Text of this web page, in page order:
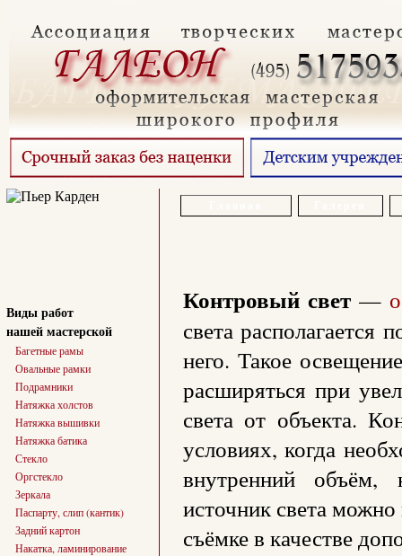
Виды работ
нашей мастерской
Багетные рамы
Овальные рамки
Подрамники
Натяжка холстов
Натяжка вышивки
Натяжка батика
Стекло
Оргстекло
Зеркала
Паспарту, слип (кантик)
Задний картон
Накатка, ламинирование
Контровый свет—
света располагается
него. Такое
расширяться при
света от объекта.
условиях, когда
внутренний объём,
источник света можно
съёмке в качестве